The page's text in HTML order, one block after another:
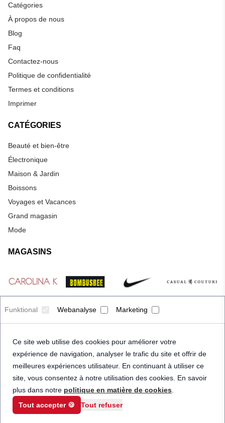
Funktional Webanalyse Marketing
Ce site web utilise des cookies pour améliorer votre
expérience de navigation, analyser le trafic du site et offrir de
meilleures expériences utilisateur. En continuant à utiliser ce
site, vous consentez à notre utilisation des cookies. En savoir
plus dans notre politique en matière de cookies
Tout accepter 🍪
Tout refuser
Catégories
À propos de nous
Blog
Faq
Contactez-nous
Politique de confidentialité
Termes et conditions
Imprimer
CATÉGORIES
Beauté et bien-être
Électronique
Maison & Jardin
Boissons
Voyages et Vacances
Grand magasin
Mode
MAGASINS
© 2026 Priceindanger. Tous droits réservés.